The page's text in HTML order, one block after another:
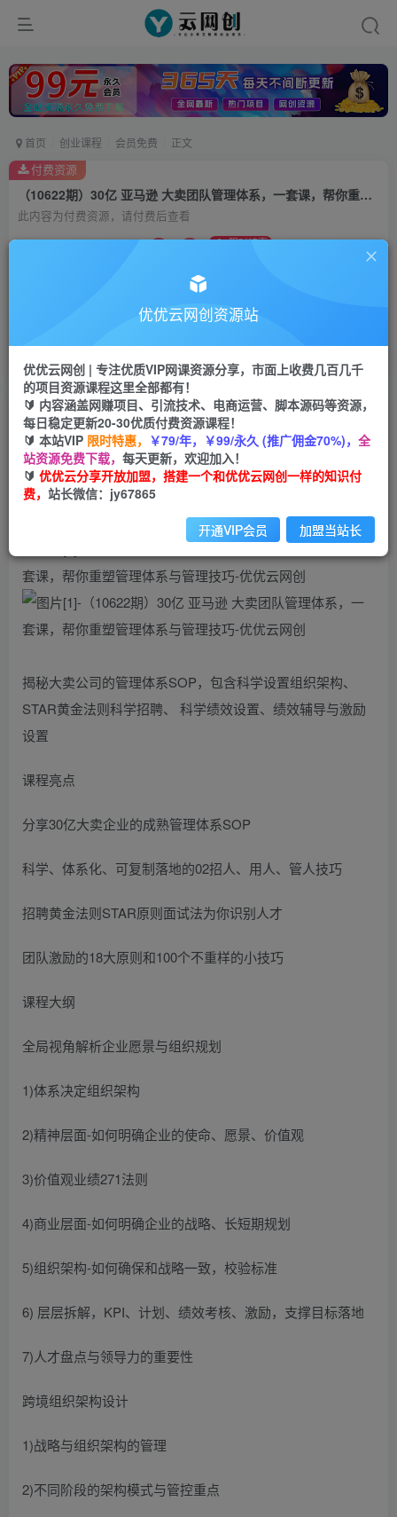
首页 创业课程 会员免费 正文
（10622期）30亿 亚马逊 大卖团队管理体系，一套课，帮你重塑管理体系与管理技巧
此内容为付费资源，请付费后查看
9.9 限时特惠
立即购买
付费资源
（10622期）30亿 亚马逊 大卖团队管理体系，一
套课，帮你重塑管理体系与管理技巧
优优云网创
2年前发布
关注 私信
39 0
揭秘大卖公司的管理体系SOP，包含科学设置组织架构、
STAR黄金法则科学招聘、 科学绩效设置、绩效辅导与激励
设置
课程亮点
分享30亿大卖企业的成熟管理体系SOP
科学、体系化、可复制落地的02招人、用人、管人技巧
招聘黄金法则STAR原则面试法为你识别人才
团队激励的18大原则和100个不重样的小技巧
课程大纲
全局视角解析企业愿景与组织规划
1)体系决定组织架构
2)精神层面-如何明确企业的使命、愿景、价值观
3)价值观业绩271法则
4)商业层面-如何明确企业的战略、长短期规划
5)组织架构-如何确保和战略一致，校验标准
6) 层层拆解，KPI、计划、绩效考核、激励，支撑目标落地
7)人才盘点与领导力的重要性
跨境组织架构设计
1)战略与组织架构的管理
2)不同阶段的架构模式与管控重点
优优云网创资源站
优优云网创 | 专注优质VIP网课资源分享，市面上收费几百几千
的项目资源课程这里全部都有！
🔰 内容涵盖网赚项目、引流技术、电商运营、脚本源码等资源，
每日稳定更新20-30优质付费资源课程！
🔰 本站VIP 限时特惠， ￥79/年，￥99/永久 (推广佣金70%)， 全
站资源免费下载， 每天更新，欢迎加入！
🔰 优优云分享开放加盟，搭建一个和优优云网创一样的知识付
费， 站长微信：jy67865
开通VIP会员 加盟当站长